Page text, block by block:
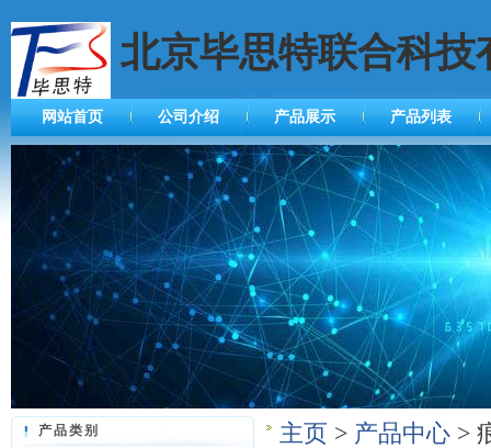
北京毕思特联合科技
网站首页 公司介绍 产品展示 产品列表
产品类别 主页 > 产品中心 >